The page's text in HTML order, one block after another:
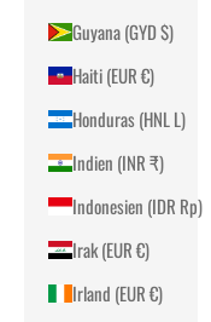
Guyana (GYD $)
Haiti (EUR €)
Honduras (HNL L)
Indien (INR ₹)
Indonesien (IDR Rp)
Irak (EUR €)
Irland (EUR €)